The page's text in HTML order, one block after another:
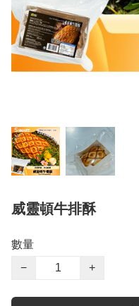
威靈頓牛排酥
數量
−
+